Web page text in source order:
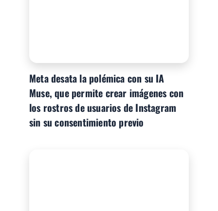
Meta desata la polémica con su IA
Muse, que permite crear imágenes con
los rostros de usuarios de Instagram
sin su consentimiento previo